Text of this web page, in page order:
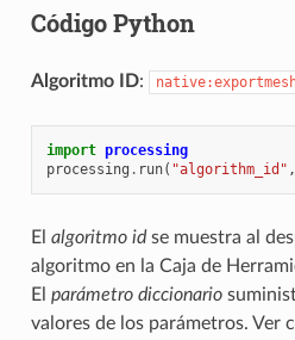
Código Python
Algoritmo ID:
import processing
processing . run( "algorithm_id" ,
El algoritmo idse muestra al
algoritmo en la Caja de
El parámetro diccionario
valores de los parámetros. Ver